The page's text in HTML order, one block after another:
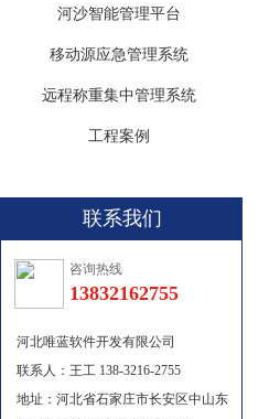
河沙智能管理平台
移动源应急管理系统
远程称重集中管理系统
工程案例
咨询热线
13832162755
联系我们
河北唯蓝软件开发有限公司
联系人：王工 138-3216-2755
地址：河北省石家庄市长安区中山东